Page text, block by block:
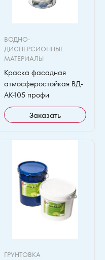
ВОДНО-
ДИСПЕРСИОННЫЕ
МАТЕРИАЛЫ
Краска фасадная
атмосферостойкая ВД-
АК-105 профи
Заказать
ГРУНТОВКА